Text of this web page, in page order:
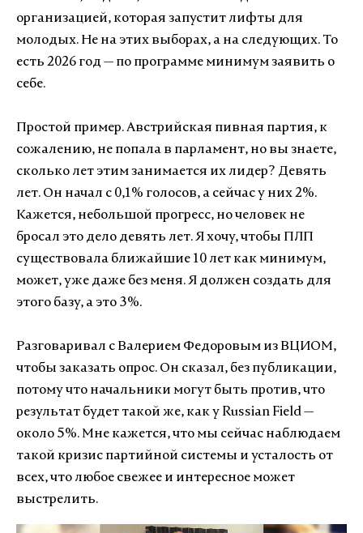
организацией, которая запустит лифты для
молодых. Не на этих выборах, а на следующих. То
есть 2026 год — по программе минимум заявить о
себе.
Простой пример. Австрийская пивная партия, к
сожалению, не попала в парламент, но вы знаете,
сколько лет этим занимается их лидер? Девять
лет. Он начал с 0,1% голосов, а сейчас у них 2%.
Кажется, небольшой прогресс, но человек не
бросал это дело девять лет. Я хочу, чтобы ПЛП
существовала ближайшие 10 лет как минимум,
может, уже даже без меня. Я должен создать для
этого базу, а это 3%.
Разговаривал с Валерием Федоровым из ВЦИОМ,
чтобы заказать опрос. Он сказал, без публикации,
потому что начальники могут быть против, что
результат будет такой же, как у Russian Field —
около 5%. Мне кажется, что мы сейчас наблюдаем
такой кризис партийной системы и усталость от
всех, что любое свежее и интересное может
выстрелить.